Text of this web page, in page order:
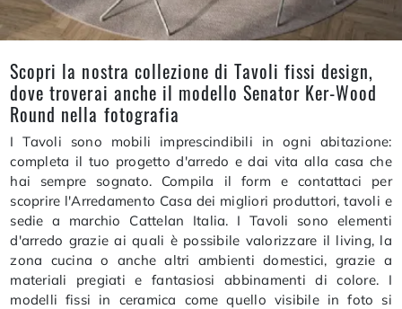
Scopri la nostra collezione di Tavoli fissi design,
dove troverai anche il modello Senator Ker-Wood
Round nella fotografia
I Tavoli sono mobili imprescindibili in ogni abitazione:
completa il tuo progetto d'arredo e dai vita alla casa che
hai sempre sognato. Compila il form e contattaci per
scoprire l'Arredamento Casa dei migliori produttori, tavoli e
sedie a marchio Cattelan Italia. I Tavoli sono elementi
d'arredo grazie ai quali è possibile valorizzare il living, la
zona cucina o anche altri ambienti domestici, grazie a
materiali pregiati e fantasiosi abbinamenti di colore. I
modelli fissi in ceramica come quello visibile in foto si